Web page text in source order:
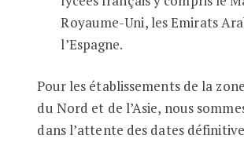
Royaume-Uni, les Emirats
l’Espagne.
Pour les établissements de la
du Nord et de l’Asie, nous
dans l’attente des dates